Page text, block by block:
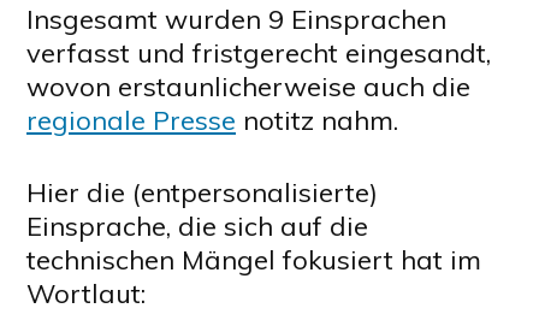
Insgesamt wurden 9 Einsprachen
verfasst und fristgerecht eingesandt,
wovon erstaunlicherweise auch die
regionale Presse notitz nahm.
Hier die (entpersonalisierte)
Einsprache, die sich auf die
technischen Mängel fokusiert hat im
Wortlaut: